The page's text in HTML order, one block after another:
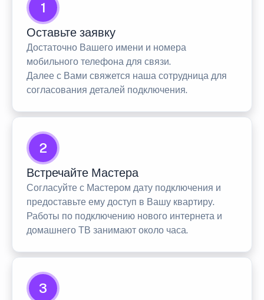
1
Оставьте заявку
Достаточно Вашего имени и номера
мобильного телефона для связи.
Далее с Вами свяжется наша сотрудница для
согласования деталей подключения.
2
Встречайте Мастера
Согласуйте с Мастером дату подключения и
предоставьте ему доступ в Вашу квартиру.
Работы по подключению нового интернета и
домашнего ТВ занимают около часа.
3